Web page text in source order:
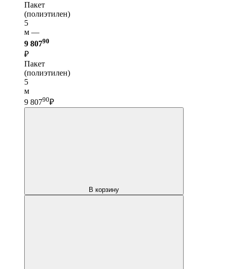
Пакет
(полиэтилен)
5
м —
9 80790
₽
Пакет
(полиэтилен)
5
м
9 80790₽
В корзину